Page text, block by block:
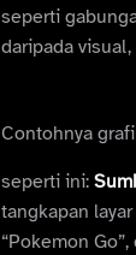
seperti
daripada
Contohnya
seperti ini:
tangkapan
“Pokemon